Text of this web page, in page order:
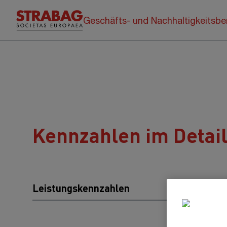
Geschäfts- und
Kennzahlen im Detail
Leistungskennzahlen